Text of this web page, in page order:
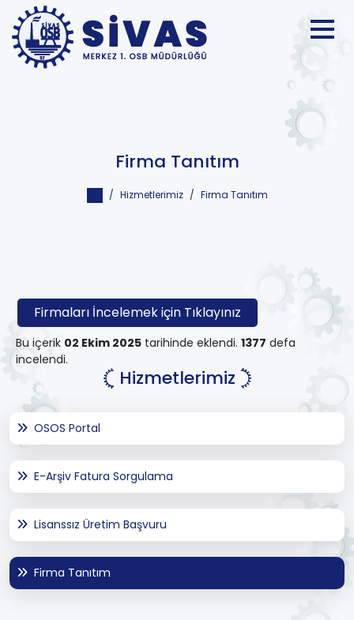
Firma Tanıtım
Hizmetlerimiz Firma Tanıtım
Firmaları İncelemek için Tıklayınız
Bu içerik 02 Ekim 2025 tarihinde eklendi. 1377 defa
incelendi.
Hizmetlerimiz
OSOS Portal
E-Arşiv Fatura Sorgulama
Lisanssız Üretim Başvuru
Firma Tanıtım